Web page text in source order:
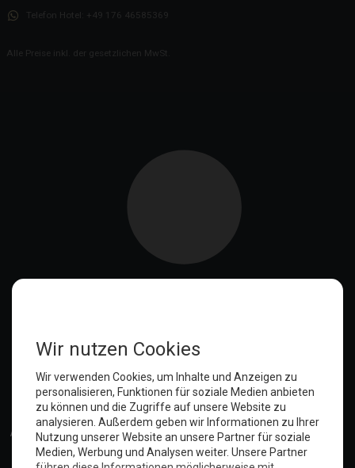
Telefon Hotel: +49 176 46585369
Alle Preise inkl. der gesetzlichen MwSt.
Anmelden